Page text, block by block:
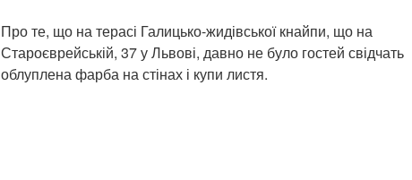
Про те, що на терасі Галицько-жидівської кнайпи, що на
Староєврейській, 37 у Львові, давно не було гостей свідчать
облуплена фарба на стінах і купи листя.